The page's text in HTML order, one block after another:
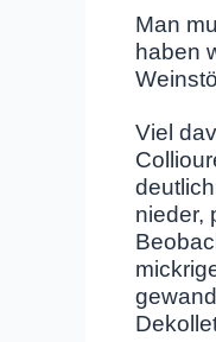
Man
haben
Viel
nieder,